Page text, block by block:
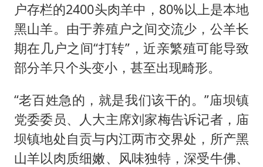
户存栏的2400头肉羊中，80%以上是本地
黑山羊。由于养殖户之间交流少，公羊长
期在几户之间“打转”，近亲繁殖可能导致
部分羊只个头变小，甚至出现畸形。
“老百姓急的，就是我们该干的。”庙坝镇
党委委员、人大主席刘家梅告诉记者，庙
坝镇地处自贡与内江两市交界处，所产黑
山羊以肉质细嫩、风味独特，深受牛佛、